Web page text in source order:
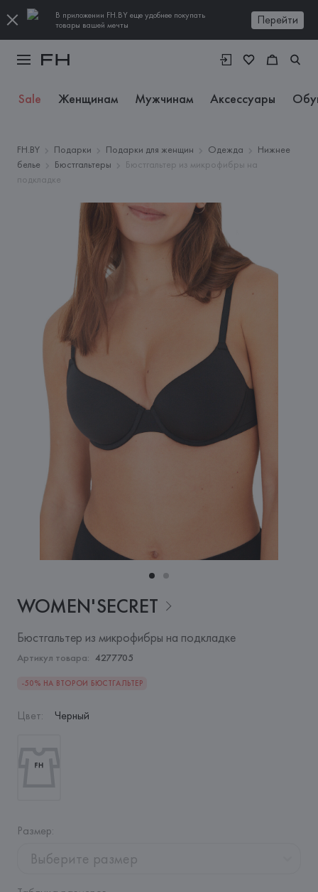
В приложении FH.BY еще удобнее покупать
товары вашей мечты
Перейти
Sale Женщинам Мужчинам Аксессуары
FH.BY Подарки Подарки для женщин Одежда
Нижнее
белье
Бюстгальтеры
Бюстгальтер из микрофибры на
подкладке
WOMEN'SECRET
Бюстгальтер из микрофибры на подкладке
Артикул товара: 4277705
-50% НА ВТОРОЙ БЮСТГАЛЬТЕР
Цвет: Черный
Размер:
Выберите размер